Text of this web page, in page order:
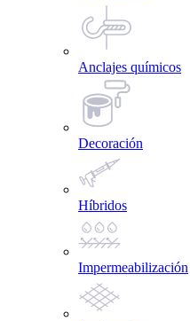
Anclajes químicos
Decoración
Híbridos
Impermeabilización